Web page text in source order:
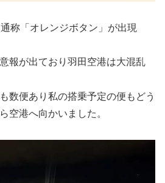
称「オレンジボタン」が出現
報が出ており羽田空港は大混乱
数便あり私の搭乗予定の便もどう
空港へ向かいました。